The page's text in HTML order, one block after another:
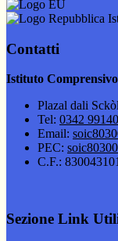
Contatti
Istituto
Plazal dali
Tel: 0342
Email:
PEC:
C.F.:
Sezione Link